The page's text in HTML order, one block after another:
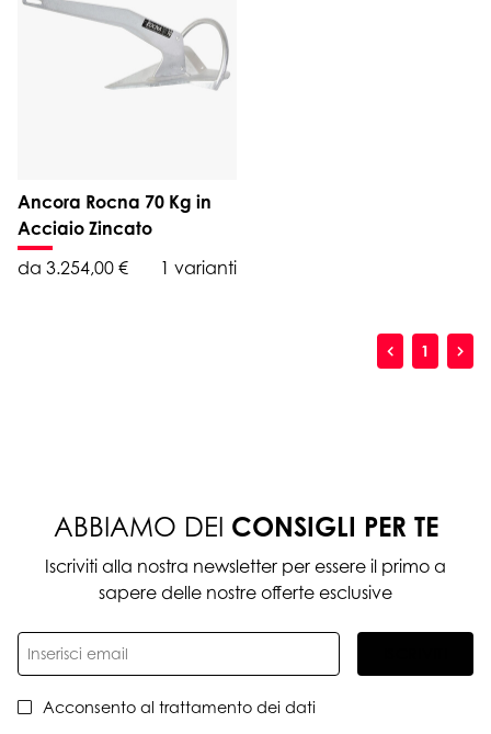
Ancora Rocna 70 Kg in
Acciaio Zincato
da 3.254,00 €
1 varianti
1
ABBIAMO DEI CONSIGLI PER TE
Iscriviti alla nostra newsletter per essere il primo a
sapere delle nostre offerte esclusive
Acconsento al trattamento dei dati